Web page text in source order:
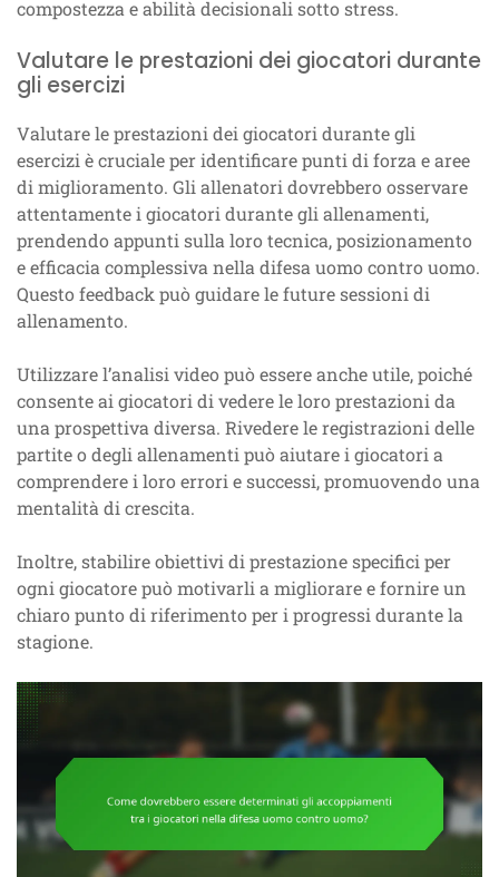
compostezza e abilità decisionali sotto stress.
Valutare le prestazioni dei giocatori durante
gli esercizi
Valutare le prestazioni dei giocatori durante gli
esercizi è cruciale per identificare punti di forza e aree
di miglioramento. Gli allenatori dovrebbero osservare
attentamente i giocatori durante gli allenamenti,
prendendo appunti sulla loro tecnica, posizionamento
e efficacia complessiva nella difesa uomo contro uomo.
Questo feedback può guidare le future sessioni di
allenamento.
Utilizzare l’analisi video può essere anche utile, poiché
consente ai giocatori di vedere le loro prestazioni da
una prospettiva diversa. Rivedere le registrazioni delle
partite o degli allenamenti può aiutare i giocatori a
comprendere i loro errori e successi, promuovendo una
mentalità di crescita.
Inoltre, stabilire obiettivi di prestazione specifici per
ogni giocatore può motivarli a migliorare e fornire un
chiaro punto di riferimento per i progressi durante la
stagione.